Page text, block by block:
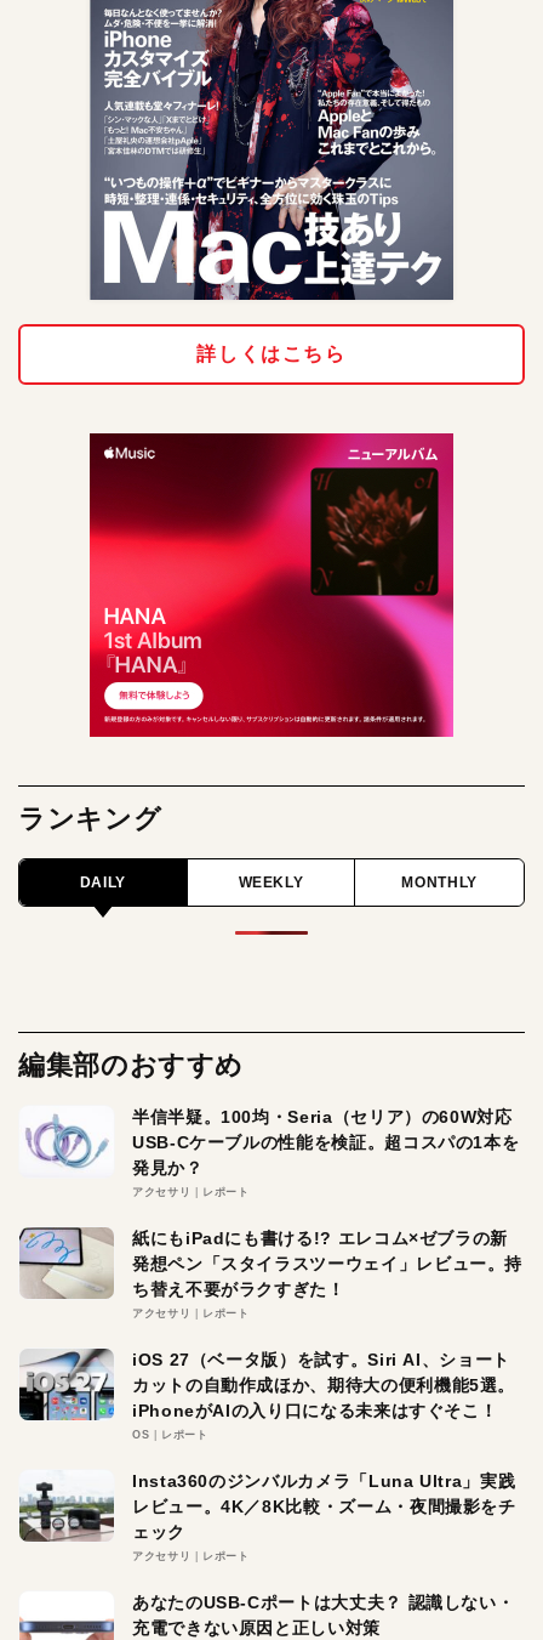
詳しくはこちら
ランキング
DAILY WEEKLY MONTHLY
編集部のおすすめ
半信半疑。100均・Seria（セリア）の60W対応
USB-Cケーブルの性能を検証。超コスパの1本を
発見か？
アクセサリ レポート
紙にもiPadにも書ける!? エレコム×ゼブラの新
発想ペン「スタイラスツーウェイ」レビュー。持
ち替え不要がラクすぎた！
アクセサリ レポート
iOS 27（ベータ版）を試す。Siri AI、ショート
カットの自動作成ほか、期待大の便利機能5選。
iPhoneがAIの入り口になる未来はすぐそこ！
OS レポート
Insta360のジンバルカメラ「Luna Ultra」実践
レビュー。4K／8K比較・ズーム・夜間撮影をチ
ェック
アクセサリ レポート
あなたのUSB-Cポートは大丈夫？ 認識しない・
充電できない原因と正しい対策